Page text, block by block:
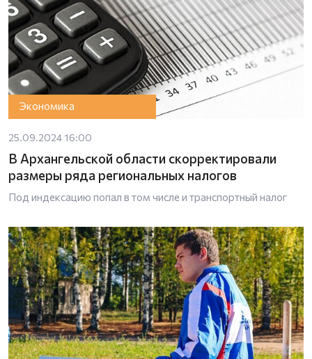
Экономика
25.09.2024 16:00
В Архангельской области скорректировали
размеры ряда региональных налогов
Под индексацию попал в том числе и транспортный налог